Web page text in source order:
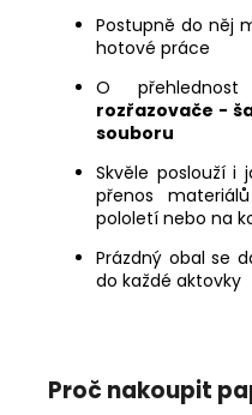
Postupně do něj
hotové práce
O
rozřazovače -
souboru
Skvěle poslouží i
přenos
pololetí nebo na
Prázdný obal se
do každé aktovky
Proč nakoupit